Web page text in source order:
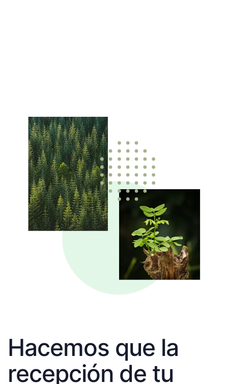
Hacemos que la
recepción de tu